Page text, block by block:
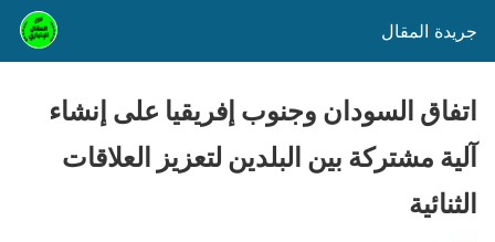
جريدة المقال
اتفاق السودان وجنوب إفريقيا على إنشاء
آلية مشتركة بين البلدين لتعزيز العلاقات
الثنائية